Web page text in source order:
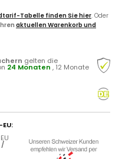
Tabelle finden Sie hier. Oder
aktuellen Warenkorb und
gelten die
24 Monaten , 12 Monate
/